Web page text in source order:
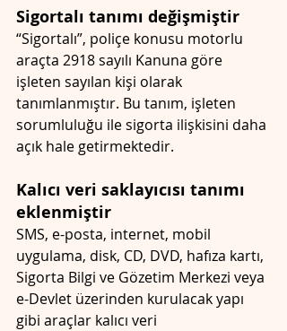
Sigortalı tanımı değişmiştir
“Sigortalı”, poliçe konusu motorlu
araçta 2918 sayılı Kanuna göre
işleten sayılan kişi olarak
tanımlanmıştır. Bu tanım, işleten
sorumluluğu ile sigorta ilişkisini daha
açık hale getirmektedir.
Kalıcı veri saklayıcısı tanımı
eklenmiştir
SMS, e-posta, internet, mobil
uygulama, disk, CD, DVD, hafıza kartı,
Sigorta Bilgi ve Gözetim Merkezi veya
e-Devlet üzerinden kurulacak yapı
gibi araçlar kalıcı veri